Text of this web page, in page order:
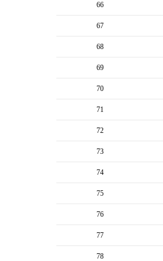
66
67
68
69
70
71
72
73
74
75
76
77
78